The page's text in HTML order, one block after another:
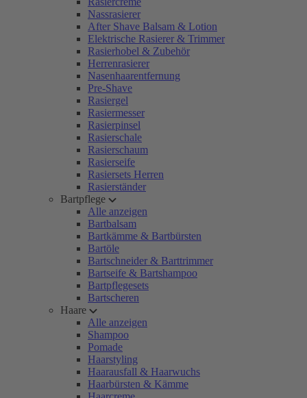
Nassrasierer
After Shave Balsam & Lotion
Elektrische Rasierer & Trimmer
Rasierhobel & Zubehör
Herrenrasierer
Nasenhaarentfernung
Pre-Shave
Rasiergel
Rasiermesser
Rasierpinsel
Rasierschale
Rasierschaum
Rasierseife
Rasiersets Herren
Rasierständer
Bartpflege
Alle anzeigen
Bartbalsam
Bartkämme & Bartbürsten
Bartöle
Bartschneider & Barttrimmer
Bartseife & Bartshampoo
Bartpflegesets
Bartscheren
Haare
Alle anzeigen
Shampoo
Pomade
Haarstyling
Haarausfall & Haarwuchs
Haarbürsten & Kämme